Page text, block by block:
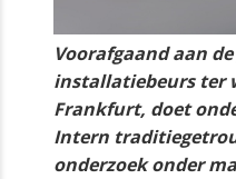
Voorafgaand aan
installatiebeurs ter
Frankfurt, doet
Intern
onderzoek onder